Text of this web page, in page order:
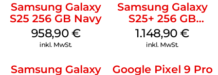
Samsung Galaxy
S25 256 GB Navy
958,90 €
inkl. MwSt.
Samsung Galaxy
S25+ 256 GB
Icyblue
1.148,90€
inkl. MwSt.
Samsung Galaxy
Google Pixel 9 Pro